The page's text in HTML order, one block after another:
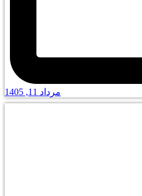
مرداد 11, 1405